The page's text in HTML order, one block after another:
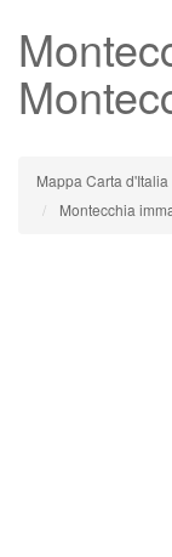
Mappa Carta d'Italia
Montecchia